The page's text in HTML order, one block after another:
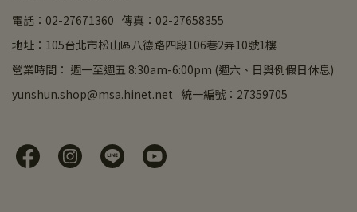
電話：02-27671360 傳真：02-27658355
地址：105台北市松山區八德路四段106巷2弄10號1樓
營業時間： 週一至週五 8:30am-6:00pm (週六、日與例假日休息)
yunshun.shop@msa.hinet.net 統一編號：27359705